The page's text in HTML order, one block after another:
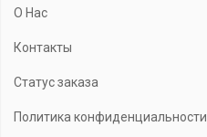
О Нас
Контакты
Статус заказа
Политика конфиденциальности